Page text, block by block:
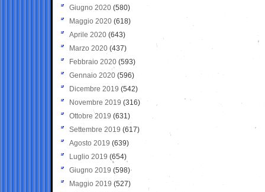
Giugno 2020 (580)
Maggio 2020 (618)
Aprile 2020 (643)
Marzo 2020 (437)
Febbraio 2020 (593)
Gennaio 2020 (596)
Dicembre 2019 (542)
Novembre 2019 (316)
Ottobre 2019 (631)
Settembre 2019 (617)
Agosto 2019 (639)
Luglio 2019 (654)
Giugno 2019 (598)
Maggio 2019 (527)